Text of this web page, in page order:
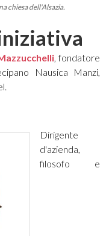
chiesa dell'Alsazia.
, fondatore
Nausica Manzi,
Dirigente
d'azienda,
filosofo e